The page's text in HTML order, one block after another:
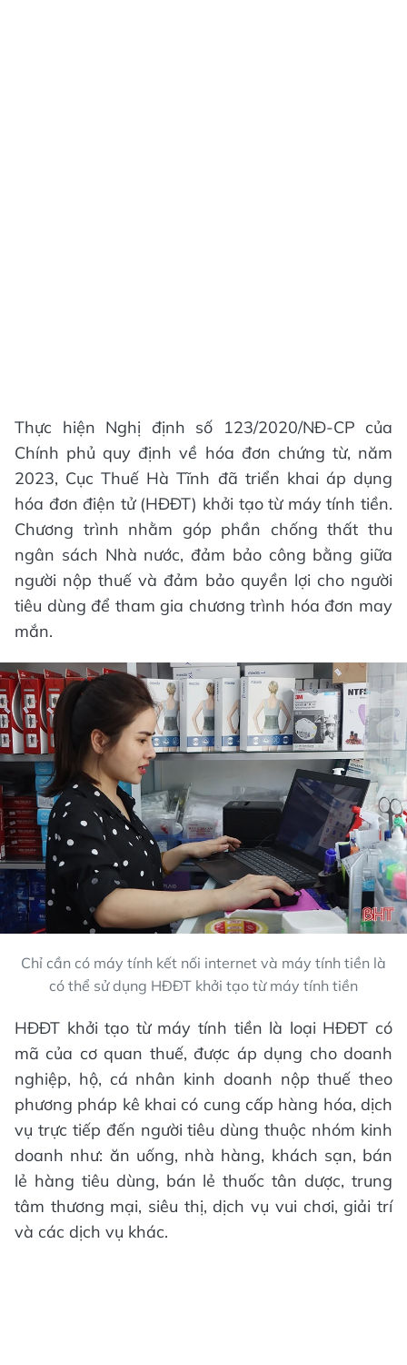
Thực hiện Nghị định số 123/2020/NĐ-CP của
Chính phủ quy định về hóa đơn chứng từ, năm
2023, Cục Thuế Hà Tĩnh đã triển khai áp dụng
hóa đơn điện tử (HĐĐT) khởi tạo từ máy tính tiền.
Chương trình nhằm góp phần chống thất thu
ngân sách Nhà nước, đảm bảo công bằng giữa
người nộp thuế và đảm bảo quyền lợi cho người
tiêu dùng để tham gia chương trình hóa đơn may
mắn.
Chỉ cần có máy tính kết nối internet và máy tính tiền là
có thể sử dụng HĐĐT khởi tạo từ máy tính tiền
HĐĐT khởi tạo từ máy tính tiền là loại HĐĐT có
mã của cơ quan thuế, được áp dụng cho doanh
nghiệp, hộ, cá nhân kinh doanh nộp thuế theo
phương pháp kê khai có cung cấp hàng hóa, dịch
vụ trực tiếp đến người tiêu dùng thuộc nhóm kinh
doanh như: ăn uống, nhà hàng, khách sạn, bán
lẻ hàng tiêu dùng, bán lẻ thuốc tân dược, trung
tâm thương mại, siêu thị, dịch vụ vui chơi, giải trí
và các dịch vụ khác.